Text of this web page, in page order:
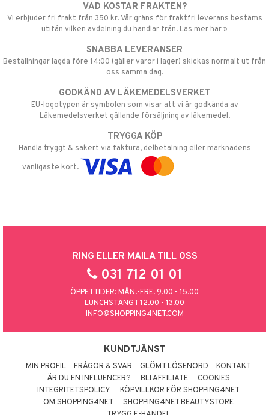
VAD KOSTAR FRAKTEN?
Vi erbjuder fri frakt från 350 kr. Vår gräns för fraktfri leverans bestäms
utifån vilken avdelning du handlar från. Läs mer här »
SNABBA LEVERANSER
Beställningar lagda före 14:00 (gäller varor i lager) skickas normalt ut från
oss samma dag.
GODKÄND AV LÄKEMEDELSVERKET
EU-logotypen är symbolen som visar att vi är godkända av
Läkemedelsverket gällande försäljning av läkemedel.
TRYGGA KÖP
Handla tryggt & säkert via faktura, delbetalning eller marknadens
vanligaste kort.
RING ELLER MAILA TILL OSS
031 712 01 01
ÖPPETTIDER: MÅN.-FRE. 9.00 - 15.00
LUNCHSTÄNGT 12.00 - 13.00
INFO@SHOPPING4NET.COM
KUNDTJÄNST
MIN PROFIL FRÅGOR & SVAR GLÖMT LÖSENORD
KONTAKT
ÄR DU EN INFLUENCER?
BLI AFFILIATE
COOKIES
INTEGRITETSPOLICY
KÖPVILLKOR FÖR SHOPPING4NET
OM SHOPPING4NET
SHOPPING4NET BEAUTYSTORE